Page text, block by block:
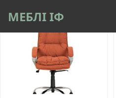
МЕБЛІ ІФ